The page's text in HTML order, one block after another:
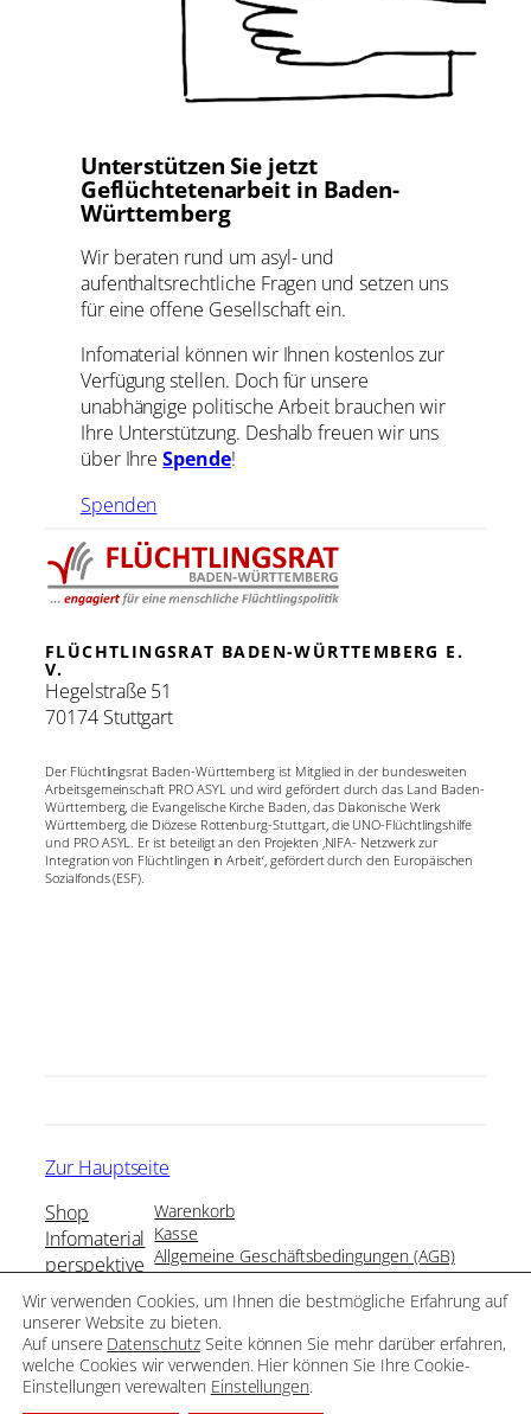
Unterstützen Sie jetzt
Geflüchtetenarbeit in Baden-
Württemberg
Wir beraten rund um asyl- und
aufenthaltsrechtliche Fragen und setzen uns
für eine offene Gesellschaft ein.
Infomaterial können wir Ihnen kostenlos zur
Verfügung stellen. Doch für unsere
unabhängige politische Arbeit brauchen wir
Ihre Unterstützung. Deshalb freuen wir uns
über IhreSpende!
Spenden
FLÜCHTLINGSRAT BADEN-WÜRTTEMBERG E.
V.
Hegelstraße 51
70174 Stuttgart
Der Flüchtlingsrat Baden-Württemberg ist Mitglied in der bundesweiten
Arbeitsgemeinschaft PRO ASYL und wird gefördert durch das Land Baden-
Württemberg, die Evangelische Kirche Baden, das Diakonische Werk
Württemberg, die Diözese Rottenburg-Stuttgart, die UNO-Flüchtlingshilfe
und PRO ASYL. Er ist beteiligt an den Projekten ‚NIFA- Netzwerk zur
Integration von Flüchtlingen in Arbeit‘, gefördert durch den Europäischen
Sozialfonds (ESF).
Zur Hauptseite
Shop
Infomaterial
perspektive
Merchandise
Warenkorb
Kasse
Allgemeine Geschäftsbedingungen (AGB)
Impressum
Datenschutz
Widerruf
Flüchtlingsrat Baden-Württemberg 2026
Wir verwenden Cookies, um Ihnen die bestmögliche Erfahrung auf
unserer Website zu bieten.
Auf unsere DatenschutzSeite können Sie mehr darüber erfahren,
welche Cookies wir verwenden. Hier können Sie Ihre Cookie-
Einstellungen verewalten Einstellungen.